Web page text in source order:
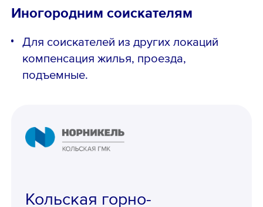
Иногородним соискателям
Для соискателей из других локаций
компенсация жилья, проезда,
подъемные.
Кольская горно-